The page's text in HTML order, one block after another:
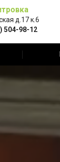
д.17 к.6
504-98-12